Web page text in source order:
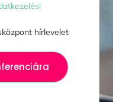
hírlevelet